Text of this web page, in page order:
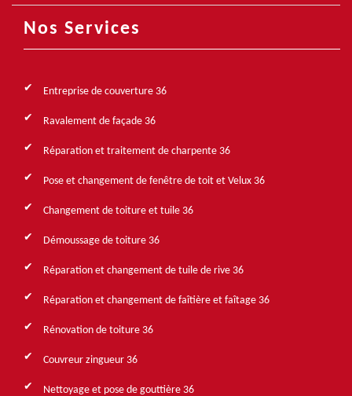
Nos Services
Entreprise de couverture 36
Ravalement de façade 36
Réparation et traitement de charpente 36
Pose et changement de fenêtre de toit et Velux 36
Changement de toiture et tuile 36
Démoussage de toiture 36
Réparation et changement de tuile de rive 36
Réparation et changement de faîtière et faîtage 36
Rénovation de toiture 36
Couvreur zingueur 36
Nettoyage et pose de gouttière 36